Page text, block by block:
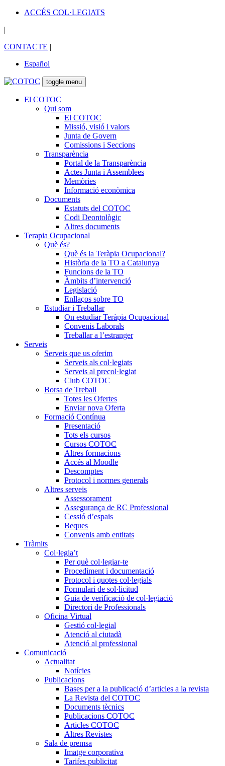
ACCÉS COL·LEGIATS
|
CONTACTE |
Español
toggle menu
El COTOC
Qui som
El COTOC
Missió, visió i valors
Junta de Govern
Comissions i Seccions
Transparència
Portal de la Transparència
Actes Junta i Assemblees
Memòries
Informació econòmica
Documents
Estatuts del COTOC
Codi Deontològic
Altres documents
Terapia Ocupacional
Què és?
Què és la Teràpia Ocupacional?
Història de la TO a Catalunya
Funcions de la TO
Àmbits d’intervenció
Legislació
Enllaços sobre TO
Estudiar i Treballar
On estudiar Teràpia Ocupacional
Convenis Laborals
Treballar a l’estranger
Serveis
Serveis que us oferim
Serveis als col·legiats
Serveis al precol·legiat
Club COTOC
Borsa de Treball
Totes les Ofertes
Enviar nova Oferta
Formació Contínua
Presentació
Tots els cursos
Cursos COTOC
Altres formacions
Accés al Moodle
Descomptes
Protocol i normes generals
Altres serveis
Assessorament
Assegurança de RC Professional
Cessió d’espais
Beques
Convenis amb entitats
Tràmits
Col·legia’t
Per què col·legiar-te
Procediment i documentació
Protocol i quotes col·legials
Formulari de sol·licitud
Guia de verificació de col·legiació
Directori de Professionals
Oficina Virtual
Gestió col·legial
Atenció al ciutadà
Atenció al professional
Comunicació
Actualitat
Notícies
Publicacions
Bases per a la publicació d’articles a la revista
La Revista del COTOC
Documents tècnics
Publicacions COTOC
Articles COTOC
Altres Revistes
Sala de premsa
Imatge corporativa
Tarifes publicitat